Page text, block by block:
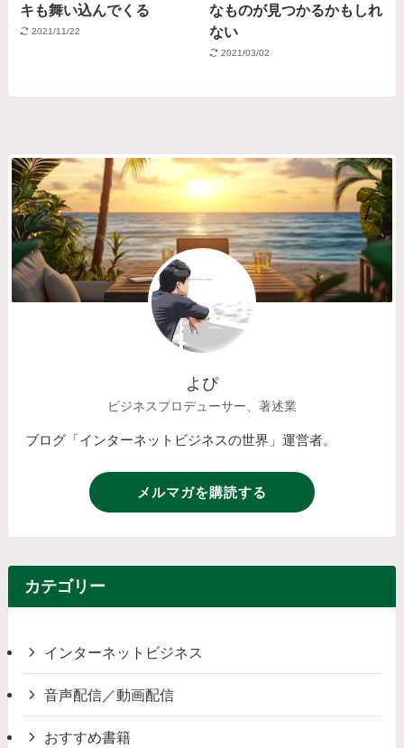
キも舞い込んでくる
2021/11/22
なものが見つかるかもしれ
ない
2021/03/02
よぴ
ビジネスプロデューサー、著述業
ブログ「インターネットビジネスの世界」運営者。
メルマガを購読する
カテゴリー
インターネットビジネス
音声配信／動画配信
おすすめ書籍